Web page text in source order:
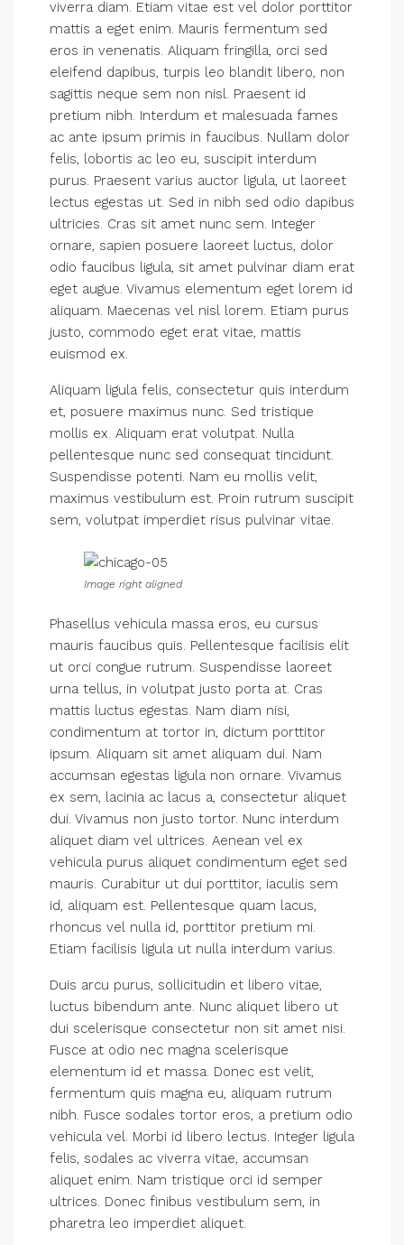
viverra diam. Etiam vitae est vel dolor porttitor
mattis a eget enim. Mauris fermentum sed
eros in venenatis. Aliquam fringilla, orci sed
eleifend dapibus, turpis leo blandit libero, non
sagittis neque sem non nisl. Praesent id
pretium nibh. Interdum et malesuada fames
ac ante ipsum primis in faucibus. Nullam dolor
felis, lobortis ac leo eu, suscipit interdum
purus. Praesent varius auctor ligula, ut laoreet
lectus egestas ut. Sed in nibh sed odio dapibus
ultricies. Cras sit amet nunc sem. Integer
ornare, sapien posuere laoreet luctus, dolor
odio faucibus ligula, sit amet pulvinar diam erat
eget augue. Vivamus elementum eget lorem id
aliquam. Maecenas vel nisl lorem. Etiam purus
justo, commodo eget erat vitae, mattis
euismod ex.
Aliquam ligula felis, consectetur quis interdum
et, posuere maximus nunc. Sed tristique
mollis ex. Aliquam erat volutpat. Nulla
pellentesque nunc sed consequat tincidunt.
Suspendisse potenti. Nam eu mollis velit,
maximus vestibulum est. Proin rutrum suscipit
sem, volutpat imperdiet risus pulvinar vitae.
Image right aligned
Phasellus vehicula massa eros, eu cursus
mauris faucibus quis. Pellentesque facilisis elit
ut orci congue rutrum. Suspendisse laoreet
urna tellus, in volutpat justo porta at. Cras
mattis luctus egestas. Nam diam nisi,
condimentum at tortor in, dictum porttitor
ipsum. Aliquam sit amet aliquam dui. Nam
accumsan egestas ligula non ornare. Vivamus
ex sem, lacinia ac lacus a, consectetur aliquet
dui. Vivamus non justo tortor. Nunc interdum
aliquet diam vel ultrices. Aenean vel ex
vehicula purus aliquet condimentum eget sed
mauris. Curabitur ut dui porttitor, iaculis sem
id, aliquam est. Pellentesque quam lacus,
rhoncus vel nulla id, porttitor pretium mi.
Etiam facilisis ligula ut nulla interdum varius.
Duis arcu purus, sollicitudin et libero vitae,
luctus bibendum ante. Nunc aliquet libero ut
dui scelerisque consectetur non sit amet nisi.
Fusce at odio nec magna scelerisque
elementum id et massa. Donec est velit,
fermentum quis magna eu, aliquam rutrum
nibh. Fusce sodales tortor eros, a pretium odio
vehicula vel. Morbi id libero lectus. Integer ligula
felis, sodales ac viverra vitae, accumsan
aliquet enim. Nam tristique orci id semper
ultrices. Donec finibus vestibulum sem, in
pharetra leo imperdiet aliquet.